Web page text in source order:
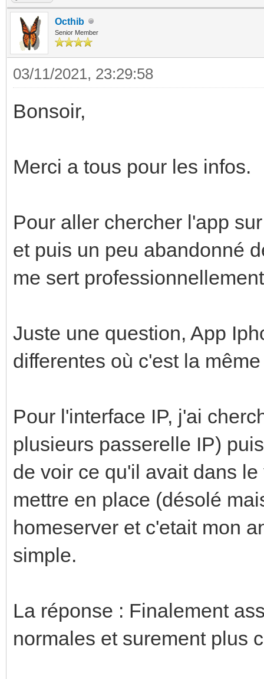
Octhib
Senior Member
03/11/2021, 23:29:58
Bonsoir,
Merci a tous pour les infos.
Pour aller chercher l'app
et puis un peu abandonné
me sert
Juste une question, App
differentes où c'est la
Pour l'interface IP, j'ai
plusieurs passerelle IP)
de voir ce qu'il avait dans
mettre en place (désolé
homeserver et c'etait mon
simple.
La réponse : Finalement
normales et surement plus